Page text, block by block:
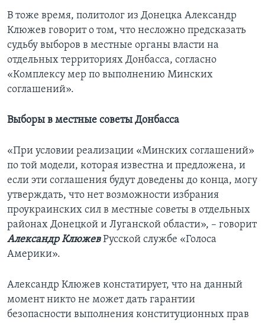
В тоже время, политолог из Донецка Александр
Клюжев говорит о том, что несложно предсказать
судьбу выборов в местные органы власти на
отдельных территориях Донбасса, согласно
«Комплексу мер по выполнению Минских
соглашений».
Выборы в местные советы Донбасса
«При условии реализации «Минских соглашений»
по той модели, которая известна и предложена, и
если эти соглашения будут доведены до конца, могу
утверждать, что нет возможности избрания
проукраинских сил в местные советы в отдельных
районах Донецкой и Луганской области», – говорит
Александр КлюжевРусской службе «Голоса
Америки».
Александр Клюжев констатирует, что на данный
момент никто не может дать гарантии
безопасности выполнения конституционных прав